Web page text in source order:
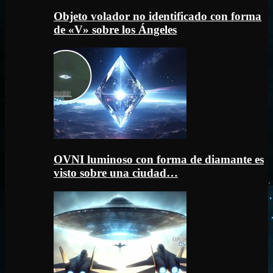
Objeto volador no identificado con forma
de «V» sobre los Ángeles
OVNI luminoso con forma de diamante es
visto sobre una ciudad…